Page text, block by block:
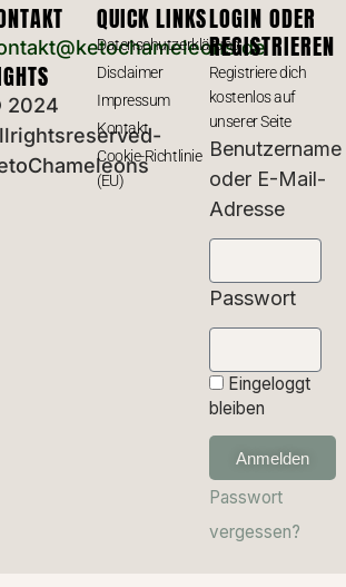
2024
QUICK LINKS
Datenschutzerklärung
Disclaimer
Impressum
Kontakt
Cookie-Richtlinie
(EU)
LOGIN ODER
REGISTRIEREN
Registriere dich
kostenlos auf
unserer Seite
Benutzername
oder E-Mail-
Adresse
Passwort
Eingeloggt
bleiben
Anmelden
Passwort
vergessen?